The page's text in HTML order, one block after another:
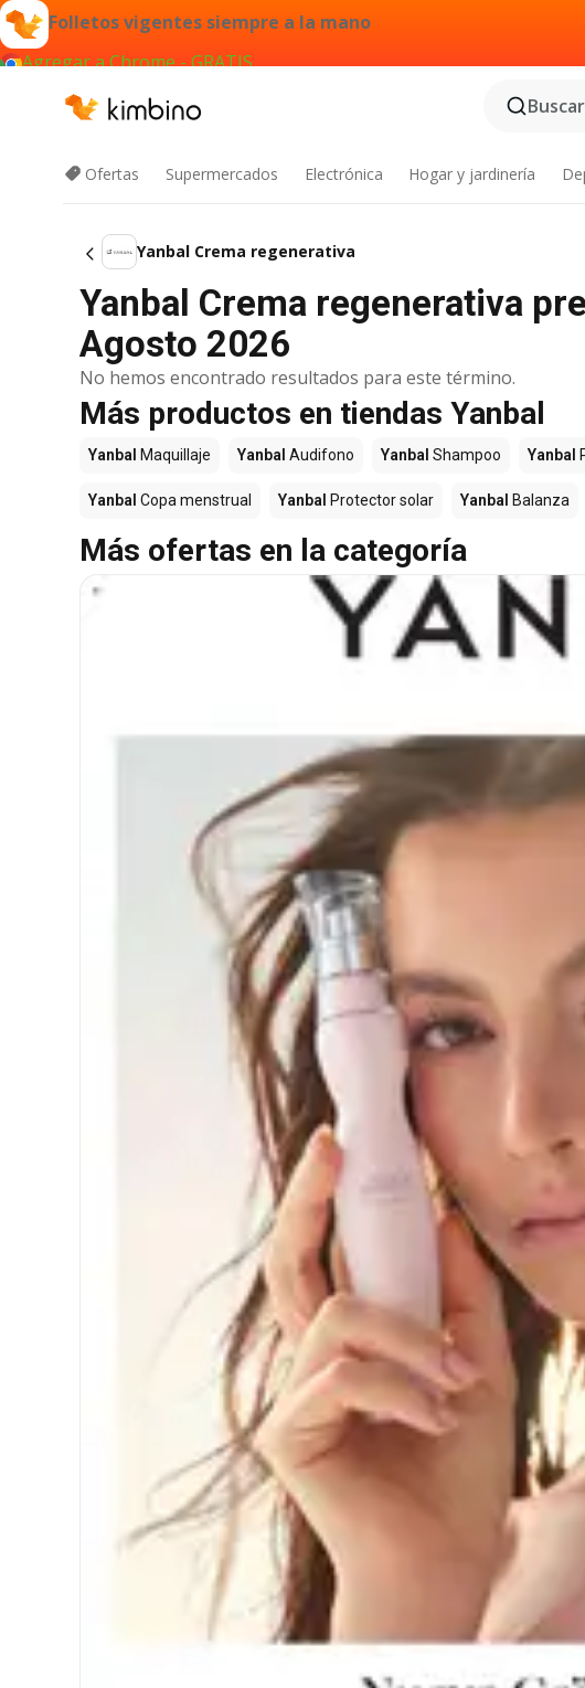
Folletos vigentes siempre a la mano
Agregar a Chrome - GRATIS
Ofertas Supermercados Electrónica Hogar y jardinería
Yanbal Crema regenerativa
Yanbal Crema regenerativa
Agosto 2026
No hemos encontrado resultados para este término.
Más productos en tiendas Yanbal
Yanbal Maquillaje Yanbal Audifono Yanbal Shampoo Yanbal
Yanbal Copa menstrual Yanbal Protector solar Yanbal Balanza
Más ofertas en la categoría